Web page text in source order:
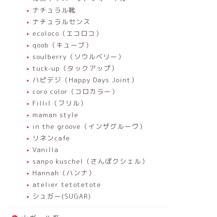
ナチュラル靴
ナチュラルセンス
ecoloco（エコロコ）
qoob（キューブ）
soulberry（ソウルベリー）
tuck-up（タックアップ）
ハピデジ（Happy Days Joint）
coro color（コロカラー）
Fillil（フリル）
maman style
in the groove（インザグルーヴ）
リネンcafe
Vanilla
sanpo kuschel（さんぽクシェル）
Hannah（ハンナ）
atelier tetotetote
シュガー(SUGAR)